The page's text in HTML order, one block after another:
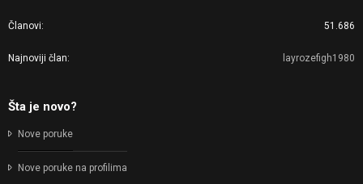
Članovi 51.686
Najnoviji član layrozefigh1980
Šta je novo?
Nove poruke
Nove poruke na profilima